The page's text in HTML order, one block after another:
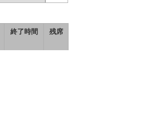
終了時間 残席